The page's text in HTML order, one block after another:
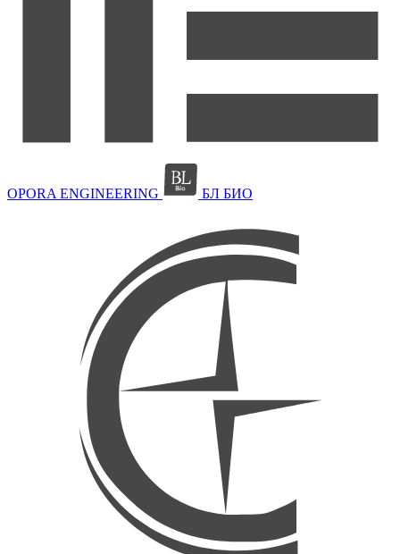
OPORA ENGINEERING БЛ БИО